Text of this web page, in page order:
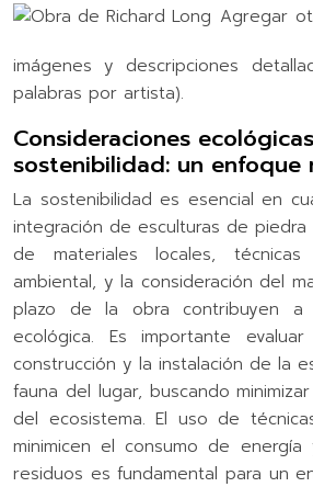
Agregar
imágenes y descripciones
palabras por artista).
Consideraciones
sostenibilidad: un enfoque
La sostenibilidad es esencial en
integración de esculturas de piedra
de materiales locales,
ambiental, y la consideración del
plazo de la obra contribuyen a
ecológica. Es importante
construcción y la instalación de la
fauna del lugar, buscando
del ecosistema. El uso de
minimicen el consumo de
residuos es fundamental para un